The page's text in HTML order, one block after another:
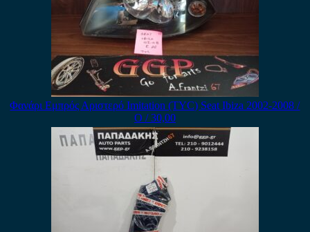
Φανάρι Εμπρός Αριστερό Imitation (TYC) Seat Ibiza 2002-2008 /
Ο / 30,00